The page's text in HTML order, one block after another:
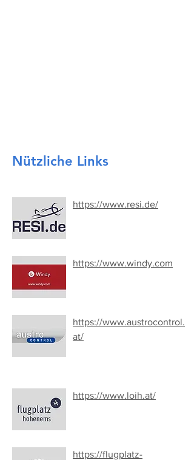
Nützliche Links
https://www.resi.de/
https://www.windy.com
https://www.austrocontrol.
at/
https://www.loih.at/
https://flugplatz-